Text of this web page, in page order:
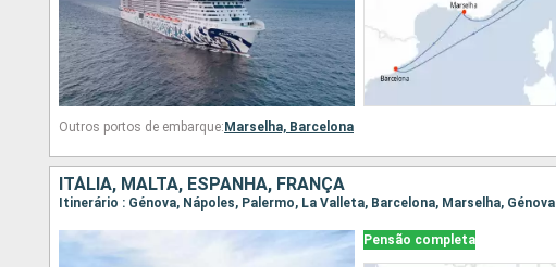
Outros portos de embarque: Marselha, Barcelona
ITÁLIA, MALTA, ESPANHA, FRANÇA
Itinerário : Génova, Nápoles, Palermo, La Valleta, Barcelona, Marselha, Génova
Pensão completa